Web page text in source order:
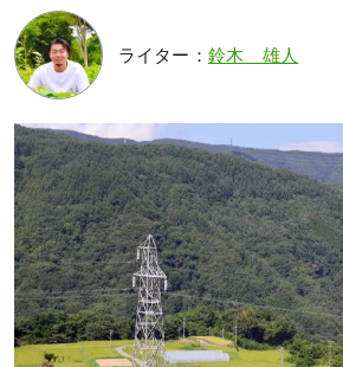
ライター： 鈴木 雄人